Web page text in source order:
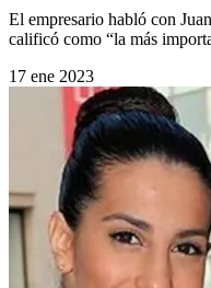
El empresario habló con
calificó como “la más
17 ene 2023